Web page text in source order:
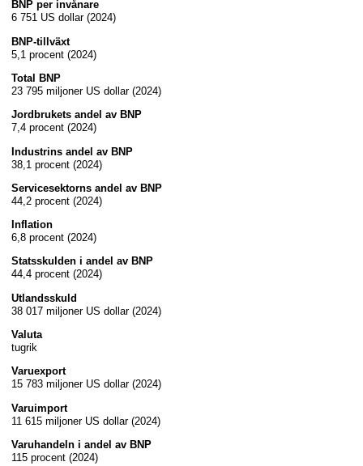
BNP per invånare
6 751 US dollar (2024)
BNP-tillväxt
5,1 procent (2024)
Total BNP
23 795 miljoner US dollar (2024)
Jordbrukets andel av BNP
7,4 procent (2024)
Industrins andel av BNP
38,1 procent (2024)
Servicesektorns andel av BNP
44,2 procent (2024)
Inflation
6,8 procent (2024)
Statsskulden i andel av BNP
44,4 procent (2024)
Utlandsskuld
38 017 miljoner US dollar (2024)
Valuta
tugrik
Varuexport
15 783 miljoner US dollar (2024)
Varuimport
11 615 miljoner US dollar (2024)
Varuhandeln i andel av BNP
115 procent (2024)